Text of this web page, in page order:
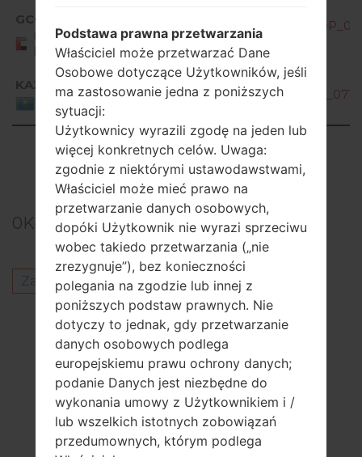
GCC
United Arab
Emirates
KAZ
Kazakhstan
Showing 1 to 22 of 22 entries
Previous
0Komentarze
Zaloguj sięaby opublikować komentarz.
Inni modele z tej serii
LG G6AS993
LG G6H870
LG G6H870K
LG G6H870V
LG G6H872BK
LG G6H872TN
Podstawa prawna przetwarzania
Właściciel może przetwarzać Dane
Osobowe dotyczące Użytkowników, jeśli
ma zastosowanie jedna z poniższych
sytuacji:
Użytkownicy wyrazili zgodę na jeden lub
więcej konkretnych celów. Uwaga:
zgodnie z niektórymi ustawodawstwami,
Właściciel może mieć prawo na
przetwarzanie danych osobowych,
dopóki Użytkownik nie wyrazi sprzeciwu
wobec takiedo przetwarzania („nie
zrezygnuje”), bez konieczności
polegania na zgodzie lub innej z
poniższych podstaw prawnych. Nie
dotyczy to jednak, gdy przetwarzanie
danych osobowych podlega
europejskiemu prawu ochrony danych;
podanie Danych jest niezbędne do
wykonania umowy z Użytkownikiem i /
lub wszelkich istotnych zobowiązań
przedumownych, którym podlega